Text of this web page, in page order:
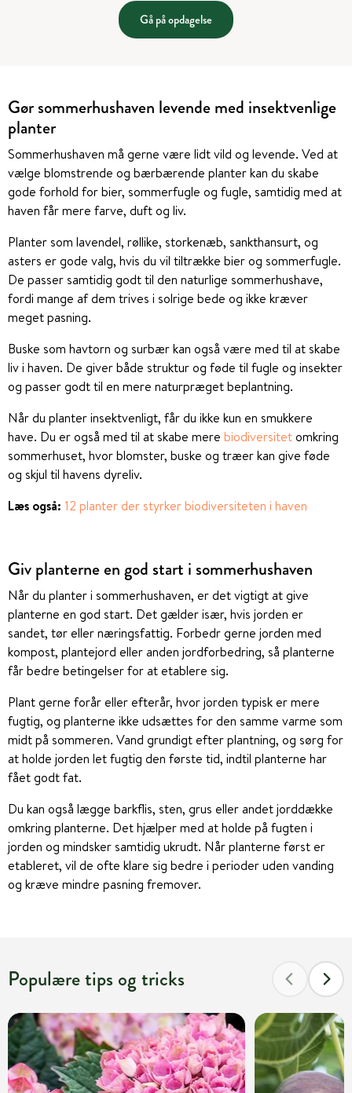
Gå på opdagelse
Gør sommerhushaven levende med insektvenlige
planter
Sommerhushaven må gerne være lidt vild og levende. Ved at
vælge blomstrende og bærbærende planter kan du skabe
gode forhold for bier, sommerfugle og fugle, samtidig med at
haven får mere farve, duft og liv.
Planter som lavendel, røllike, storkenæb, sankthansurt, og
asters er gode valg, hvis du vil tiltrække bier og sommerfugle.
De passer samtidig godt til den naturlige sommerhushave,
fordi mange af dem trives i solrige bede og ikke kræver
meget pasning.
Buske som havtorn og surbær kan også være med til at skabe
liv i haven. De giver både struktur og føde til fugle og insekter
og passer godt til en mere naturpræget beplantning.
Når du planter insektvenligt, får du ikke kun en smukkere
have. Du er også med til at skabe mere biodiversitetomkring
sommerhuset, hvor blomster, buske og træer kan give føde
og skjul til havens dyreliv.
Læs også: 12 planter der styrker biodiversiteten i haven
Giv planterne en god start i sommerhushaven
Når du planter i sommerhushaven, er det vigtigt at give
planterne en god start. Det gælder især, hvis jorden er
sandet, tør eller næringsfattig. Forbedr gerne jorden med
kompost, plantejord eller anden jordforbedring, så planterne
får bedre betingelser for at etablere sig.
Plant gerne forår eller efterår, hvor jorden typisk er mere
fugtig, og planterne ikke udsættes for den samme varme som
midt på sommeren. Vand grundigt efter plantning, og sørg for
at holde jorden let fugtig den første tid, indtil planterne har
fået godt fat.
Du kan også lægge barkflis, sten, grus eller andet jorddække
omkring planterne. Det hjælper med at holde på fugten i
jorden og mindsker samtidig ukrudt. Når planterne først er
etableret, vil de ofte klare sig bedre i perioder uden vanding
og kræve mindre pasning fremover.
Populære tips og tricks